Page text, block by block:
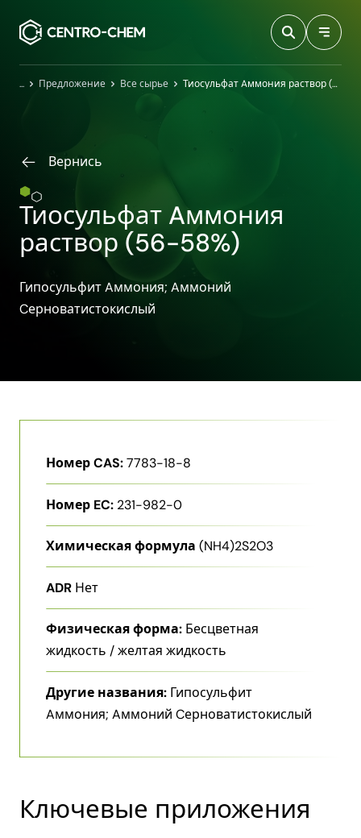
ГлавнаяПредложение Все сырье Тиосульфат Aммония раствор (56-58%)
Вернись
Тиосульфат Aммония
раствор (56-58%)
Гипосульфит Aммония; Aммоний
Cерноватистокислый
Номер CAS:7783-18-8
Номер EC: 231-982-0
Химическая формула (NH4)2S2O3
ADR Нет
Физическая форма: Бесцветная
жидкость / желтая жидкость
Другие названия: Гипосульфит
Aммония; Aммоний Cерноватистокислый
Ключевые приложения